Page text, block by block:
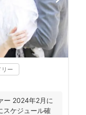
ー
ー 2024年2月に
スケジュール確